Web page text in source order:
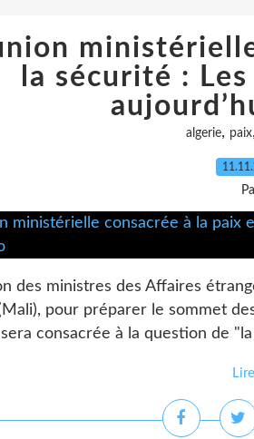
la sécurité :
algerie, paix,
des ministres des Affaires
pour préparer le sommet
sera consacrée à la question de